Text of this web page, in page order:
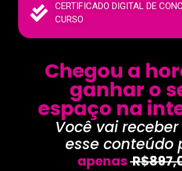
CERTIFICADO DIGITAL DE
CURSO
Chegou a
ganhar o
espaço na
Você vai
esse conteúdo
apenas